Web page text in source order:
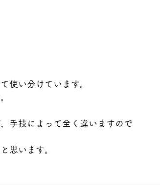
使い分けています。
手技によって全く違いますので
思います。